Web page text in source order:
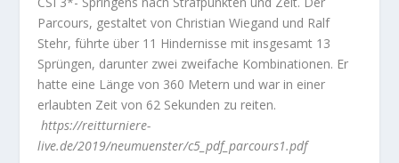
Parcours, gestaltet von Christian Wiegand und Ralf
Stehr, führte über 11 Hindernisse mit insgesamt 13
Sprüngen, darunter zwei zweifache Kombinationen. Er
hatte eine Länge von 360 Metern und war in einer
erlaubten Zeit von 62 Sekunden zu reiten.
https://reitturniere-
live.de/2019/neumuenster/c5_pdf_parcours1.pdf